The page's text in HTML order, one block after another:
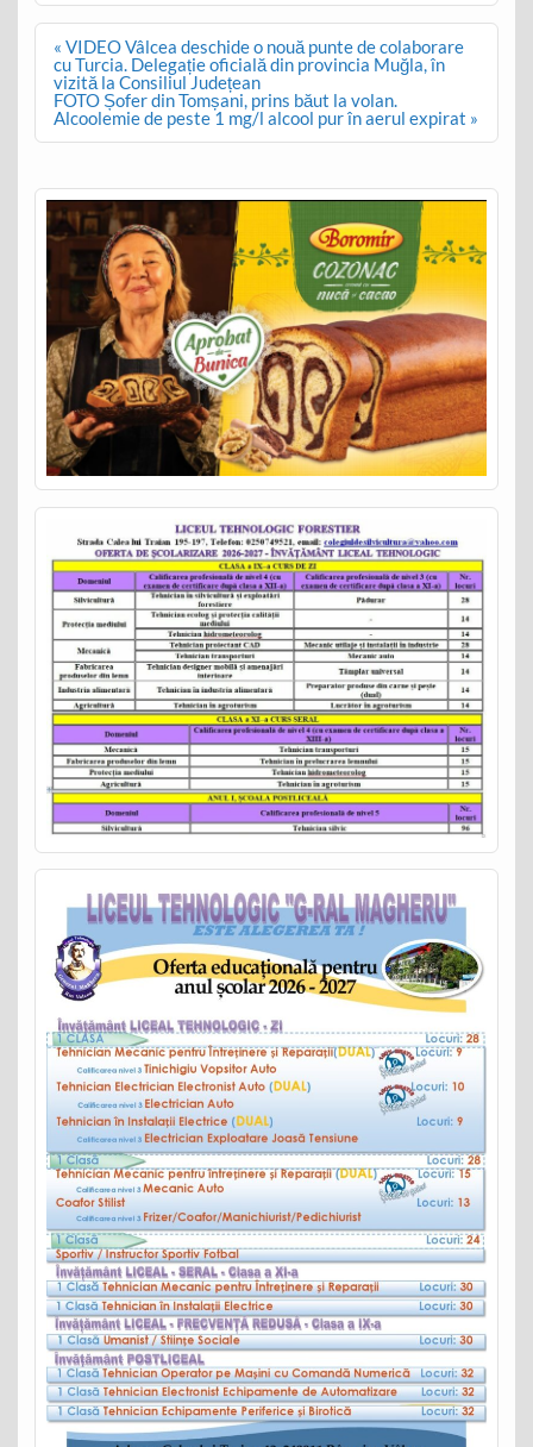
Post
navigation
« VIDEO Vâlcea deschide o nouă punte de colaborare
cu Turcia. Delegație oficială din provincia Muğla, în
vizită la Consiliul Județean
FOTO Șofer din Tomșani, prins băut la volan.
Alcoolemie de peste 1 mg/l alcool pur în aerul expirat »